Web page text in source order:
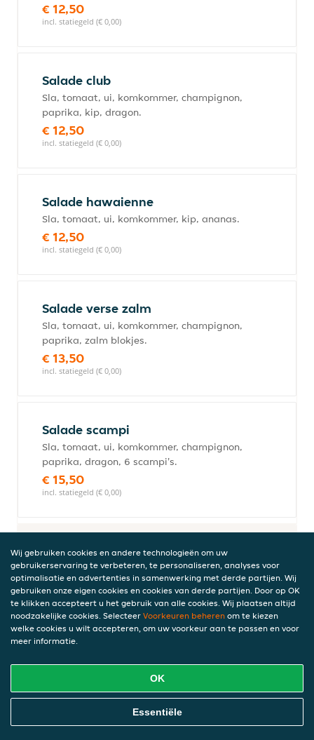
€ 12,50
incl. statiegeld (€ 0,00)
Salade club
Sla, tomaat, ui, komkommer, champignon,
paprika, kip, dragon.
€ 12,50
incl. statiegeld (€ 0,00)
Salade hawaienne
Sla, tomaat, ui, komkommer, kip, ananas.
€ 12,50
incl. statiegeld (€ 0,00)
Salade verse zalm
Sla, tomaat, ui, komkommer, champignon,
paprika, zalm blokjes.
€ 13,50
incl. statiegeld (€ 0,00)
Salade scampi
Sla, tomaat, ui, komkommer, champignon,
paprika, dragon, 6 scampi's.
€ 15,50
incl. statiegeld (€ 0,00)
Met spaghetti, penne of rijst.
Gyros in wok
Gyros, verschillende verse groenten.
incl. statiegeld (€ 0,00)
Mix in wok
Online Eten Bestellen
Wij gebruiken cookies en andere technologieën om uw
gebruikerservaring te verbeteren, te personaliseren, analyses voor
optimalisatie en advertenties in samenwerking met derde partijen. Wij
gebruiken onze eigen cookies en cookies van derde partijen. Door op OK
te klikken accepteert u het gebruik van alle cookies. Wij plaatsen altijd
noodzakelijke cookies. Selecteer Voorkeuren beheren om te kiezen
welke cookies u wilt accepteren, om uw voorkeur aan te passen en voor
meer informatie.
OK
Essentiële